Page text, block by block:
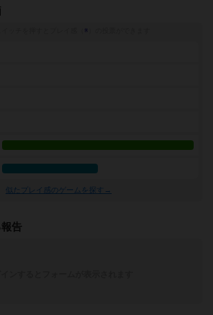
※
似たプレイ感のゲームを探す→
告